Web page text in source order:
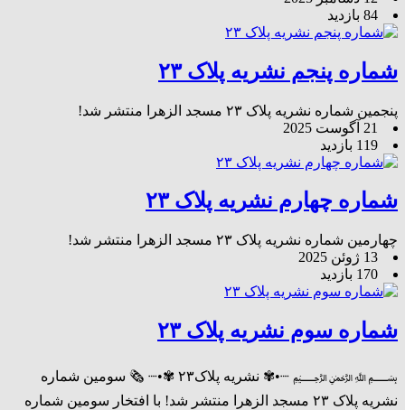
84 بازدید
شماره پنجم نشریه پلاک ۲۳
پنجمین شماره نشریه پلاک ۲۳ مسجد الزهرا منتشر شد!
21 آگوست 2025
119 بازدید
شماره چهارم نشریه پلاک ۲۳
چهارمین شماره نشریه پلاک ۲۳ مسجد الزهرا منتشر شد!
13 ژوئن 2025
170 بازدید
شماره سوم نشریه پلاک ۲۳
﷽ ┈•✾ نشریه پلاک۲۳ ✾•┈ 🗞 سومین شماره
نشریه پلاک ۲۳ مسجد الزهرا منتشر شد! با افتخار سومین شماره